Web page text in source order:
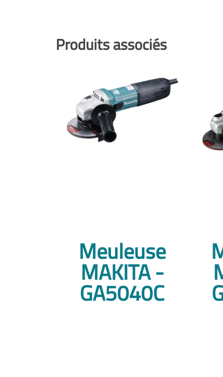
Produits associés
Meuleuse
MAKITA -
GA5040C